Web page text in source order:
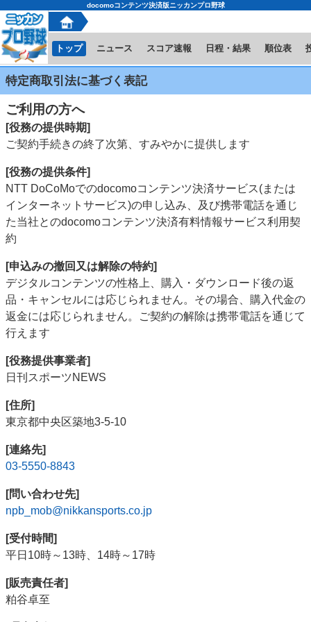
docomoコンテンツ決済版ニッカンプロ野球
ホーム
トップ ニュース スコア速報 日程・結果 順位表
特定商取引法に基づく表記
ご利用の方へ
[役務の提供時期]
ご契約手続きの終了次第、すみやかに提供します
[役務の提供条件]
NTT DoCoMoでのdocomoコンテンツ決済サービス(または
インターネットサービス)の申し込み、及び携帯電話を通じ
た当社とのdocomoコンテンツ決済有料情報サービス利用契
約
[申込みの撤回又は解除の特約]
デジタルコンテンツの性格上、購入・ダウンロード後の返
品・キャンセルには応じられません。その場合、購入代金の
返金には応じられません。ご契約の解除は携帯電話を通じて
行えます
[役務提供事業者]
日刊スポーツNEWS
[住所]
東京都中央区築地3-5-10
[連絡先]
03-5550-8843
[問い合わせ先]
npb_mob@nikkansports.co.jp
[受付時間]
平日10時～13時、14時～17時
[販売責任者]
粕谷卓至